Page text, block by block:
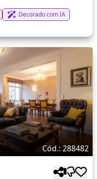
Decorado com IA
Cód.: 288482